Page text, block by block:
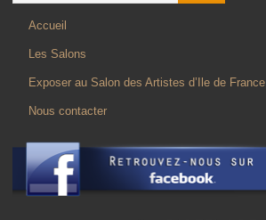
Accueil
Les Salons
Exposer au Salon des Artistes d’Ile de France
Nous contacter